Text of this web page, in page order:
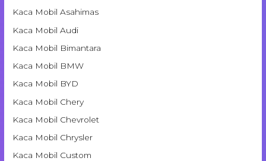
Kaca Mobil Asahimas
Kaca Mobil Audi
Kaca Mobil Bimantara
Kaca Mobil BMW
Kaca Mobil BYD
Kaca Mobil Chery
Kaca Mobil Chevrolet
Kaca Mobil Chrysler
Kaca Mobil Custom